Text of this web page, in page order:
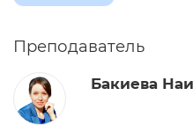
Преподаватель
Бакиева